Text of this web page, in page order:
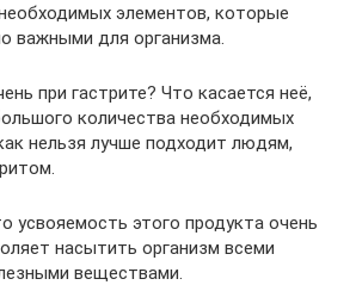
элементов, которые
важными для организма.
при гастрите? Что касается неё,
количества необходимых
нельзя лучше подходит людям,
усвояемость этого продукта очень
насытить организм всеми
веществами.